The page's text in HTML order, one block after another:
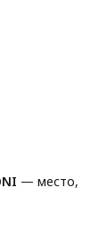
— место,